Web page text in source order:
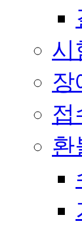
시
장
접
환